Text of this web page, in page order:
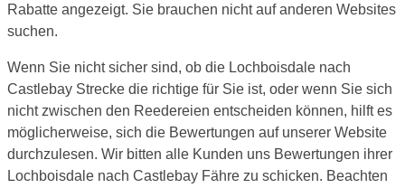
Rabatte angezeigt. Sie brauchen nicht auf anderen Websites
suchen.
Wenn Sie nicht sicher sind, ob die Lochboisdale nach
Castlebay Strecke die richtige für Sie ist, oder wenn Sie sich
nicht zwischen den Reedereien entscheiden können, hilft es
möglicherweise, sich die Bewertungen auf unserer Website
durchzulesen. Wir bitten alle Kunden uns Bewertungen ihrer
Lochboisdale nach Castlebay Fähre zu schicken. Beachten